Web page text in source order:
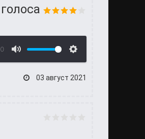
03 август 2021